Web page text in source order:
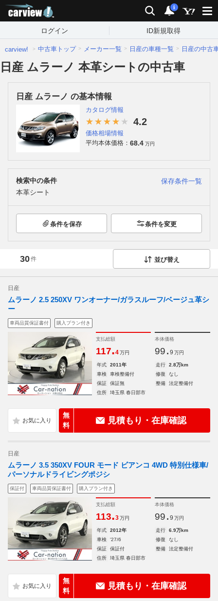
検索 通知
i
ログイン ID新規取得
carview! 中古車トップ メーカー一覧 日産の車種一覧 日産の中古
日産 ムラーノ 本革シートの中古車
日産 ムラーノ の基本情報
カタログ情報
4.2
価格相場情報
平均本体価格： 68.4 万円
検索中の条件
保存条件一覧
本革シート
条件を保存 条件を変更
30件 並び替え
日産
ムラーノ 2.5 250XV ワンオーナー/ガラスルーフ/ベージュ革シ
ー
車両品質保証書付 購入プラン付き
支払総額
117.4 万円
本体価格
99. 9 万円
年式 2011年 走行
2.8万km
車検
車検整備付 修復
なし
保証
保証無 整備
法定整備付
住所
埼玉県 春日部市
無
料
見積もり・在庫確認
日産
ムラーノ 3.5 350XV FOUR モード ビアンコ 4WD 特別仕様車/
パーソナルドライビングポジシ
保証付 車両品質保証書付 購入プラン付き
支払総額
113.3 万円
本体価格
99. 9 万円
年式 2012年 走行
6.9万km
車検
'27/6 修復
なし
保証
保証付 整備
法定整備付
住所
埼玉県 春日部市
無
料
見積もり・在庫確認